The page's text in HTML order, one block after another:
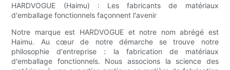
HARDVOGUE (Haimu) : Les fabricants de matériaux
d'emballage fonctionnels façonnent l'avenir
Notre marque est HARDVOGUE et notre nom abrégé est
Haimu. Au cœur de notre démarche se trouve notre
philosophie d'entreprise : la fabrication de matériaux
d'emballage fonctionnels. Nous associons la science des